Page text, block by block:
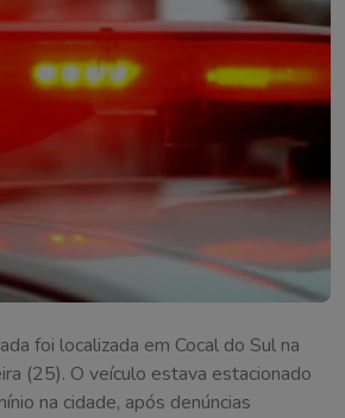
foi localizada em Cocal do Sul na
(25). O veículo estava estacionado
na cidade, após denúncias